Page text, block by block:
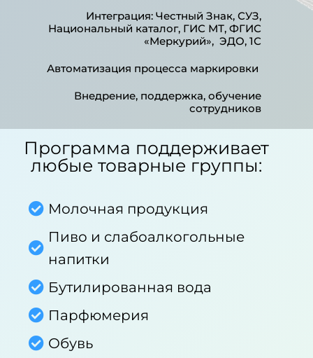
Интеграция: Честный Знак, СУЗ,
Национальный каталог, ГИС МТ, ФГИС
«Меркурий», ЭДО, 1С
Автоматизация процесса маркировки
Внедрение, поддержка, обучение
сотрудников
Программа поддерживает
любые товарные группы:
Молочная продукция
Пиво и слабоалкогольные
напитки
Бутилированная вода
Парфюмерия
Обувь